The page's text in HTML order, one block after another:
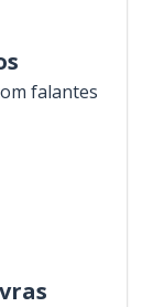
falantes